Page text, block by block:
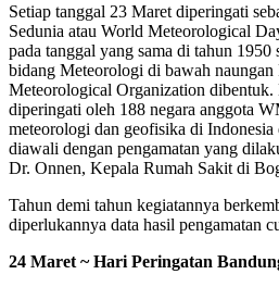
Setiap tanggal 23 Maret diperingati
Sedunia atau World Meteorological
pada tanggal yang sama di tahun 1950
bidang Meteorologi di bawah
Meteorological Organization
diperingati oleh 188 negara anggota
meteorologi dan geofisika di Indonesia
diawali dengan pengamatan yang
Dr. Onnen, Kepala Rumah Sakit di
Tahun demi tahun kegiatannya
diperlukannya data hasil pengamatan
24 Maret ~ Hari Peringatan